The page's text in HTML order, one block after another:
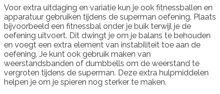
Voor extra uitdaging en variatie kun je ook fitnessballen en
apparatuur gebruiken tijdens de superman oefening. Plaats
bijvoorbeeld een fitnessbal onder je buik terwijl je de
oefening uitvoert. Dit dwingt je om je balans te behouden
en voegt een extra element van instabiliteit toe aan de
oefening. Je kunt ook gebruik maken van
weerstandsbanden of dumbbells om de weerstand te
vergroten tijdens de superman. Deze extra hulpmiddelen
helpen je om je spieren nog sterker te maken.